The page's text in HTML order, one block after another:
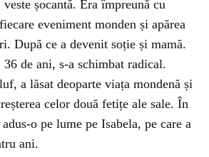
șocantă. Era împreună cu
eveniment monden și apărea
După ce a devenit soție și mamă.
36 de ani, s-a schimbat radical.
a lăsat deoparte viața mondenă și
celor două fetițe ale sale. În
o pe lume pe Isabela, pe care a
ani.